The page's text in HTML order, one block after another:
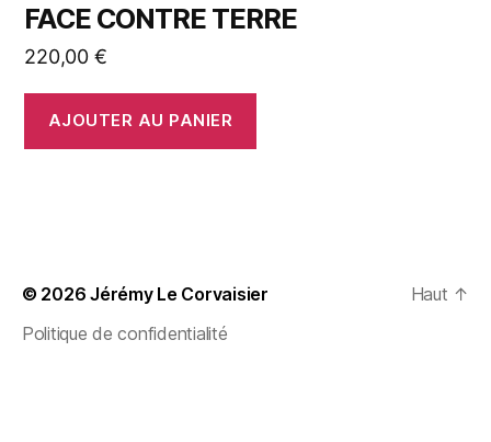
FACE CONTRE TERRE
220,00 €
AJOUTER AU PANIER
© 2026Jérémy Le Corvaisier
Politique de confidentialité
Haut ↑